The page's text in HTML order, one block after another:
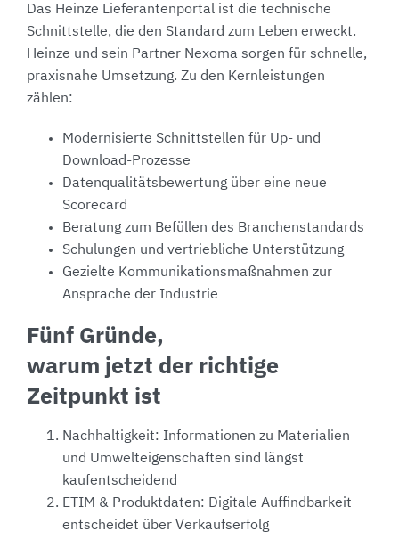
Das Heinze Lieferantenportal ist die technische
Schnittstelle, die den Standard zum Leben erweckt.
Heinze und sein Partner Nexoma sorgen für schnelle,
praxisnahe Umsetzung. Zu den Kernleistungen
zählen:
Modernisierte Schnittstellen für Up- und
Download-Prozesse
Datenqualitätsbewertung über eine neue
Scorecard
Beratung zum Befüllen des Branchenstandards
Schulungen und vertriebliche Unterstützung
Gezielte Kommunikationsmaßnahmen zur
Ansprache der Industrie
Fünf Gründe,
warum jetzt der richtige
Zeitpunkt ist
Nachhaltigkeit: Informationen zu Materialien
und Umwelteigenschaften sind längst
kaufentscheidend
ETIM & Produktdaten: Digitale Auffindbarkeit
entscheidet über Verkaufserfolg